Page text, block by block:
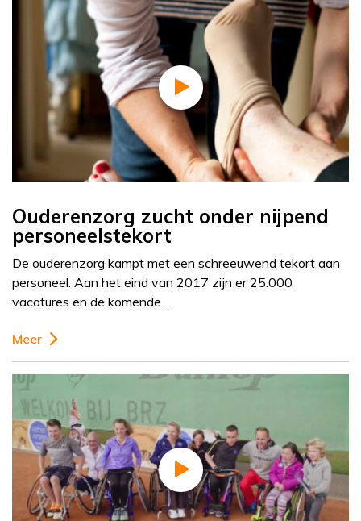
Ouderenzorg zucht onder nijpend
personeelstekort
De ouderenzorg kampt met een schreeuwend tekort aan
personeel. Aan het eind van 2017 zijn er 25.000
vacatures en de komende…
Meer